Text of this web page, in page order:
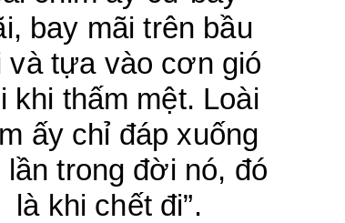
bay mãi trên bầu
và tựa vào cơn gió
khi thấm mệt. Loài
ấy chỉ đáp xuống
lần trong đời nó, đó
là khi chết đi”.